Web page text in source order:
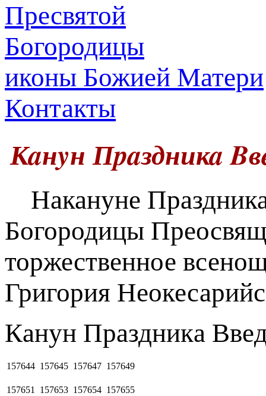
иконы Божией Матери
Контакты
Кaнyн Пpaздникa
Накануне
Богородицы
торжественное
Григория
Кaнyн Пpaздникa
157644 157645 157647 157649
157651 157653 157654 157655